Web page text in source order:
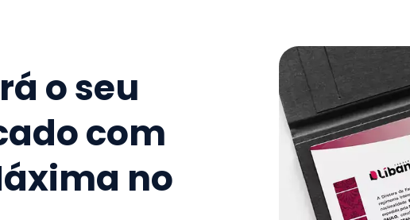
o seu
com
no